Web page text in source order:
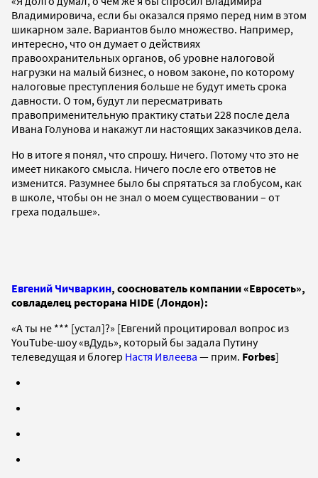
Владимировича, если бы оказался прямо перед ним в этом
шикарном зале. Вариантов было множество. Например,
интересно, что он думает о действиях
правоохранительных органов, об уровне налоговой
нагрузки на малый бизнес, о новом законе, по которому
налоговые преступления больше не будут иметь срока
давности. О том, будут ли пересматривать
правоприменительную практику статьи 228 после дела
Ивана Голунова и накажут ли настоящих заказчиков дела.
Но в итоге я понял, что спрошу. Ничего. Потому что это не
имеет никакого смысла. Ничего после его ответов не
изменится. Разумнее было бы спрятаться за глобусом, как
в школе, чтобы он не знал о моем существовании – от
греха подальше».
Евгений Чичваркин, сооснователь компании «Евросеть»,
совладелец ресторана HIDE (Лондон):
«А ты не *** [устал]?» [Евгений процитировал вопрос из
YouTube-шоу «вДудь», который бы задала Путину
телеведущая и блогер Настя Ивлеева — прим. Forbes]